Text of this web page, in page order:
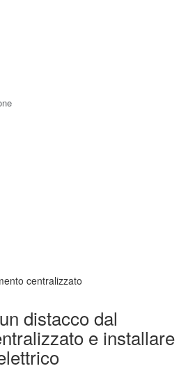
centralizzato
distacco dal
e installare